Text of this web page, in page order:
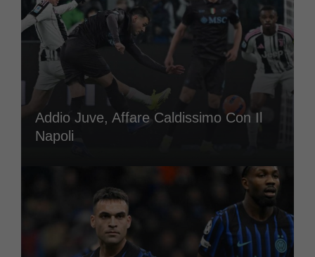
Addio Juve, Affare Caldissimo Con Il
Napoli